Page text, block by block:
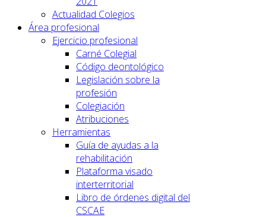
Actualidad Colegios
Área profesional
Ejercicio profesional
Carné Colegial
Código deontológico
Legislación sobre la
profesión
Colegiación
Atribuciones
Herramientas
Guía de ayudas a la
rehabilitación
Plataforma visado
interterritorial
Libro de órdenes digital del
CSCAE